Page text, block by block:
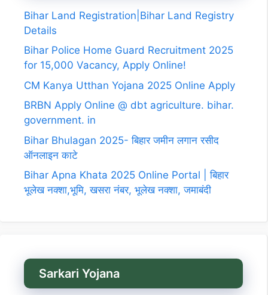
Bihar Land Registration|Bihar Land Registry
Details
Bihar Police Home Guard Recruitment 2025
for 15,000 Vacancy, Apply Online!
CM Kanya Utthan Yojana 2025 Online Apply
BRBN Apply Online @ dbt agriculture. bihar.
government. in
Bihar Bhulagan 2025- बिहार जमीन लगान रसीद
ऑनलाइन काटे
Bihar Apna Khata 2025 Online Portal | बिहार
भूलेख नक्शा,भूमि, खसरा नंबर, भूलेख नक्शा, जमाबंदी
Sarkari Yojana